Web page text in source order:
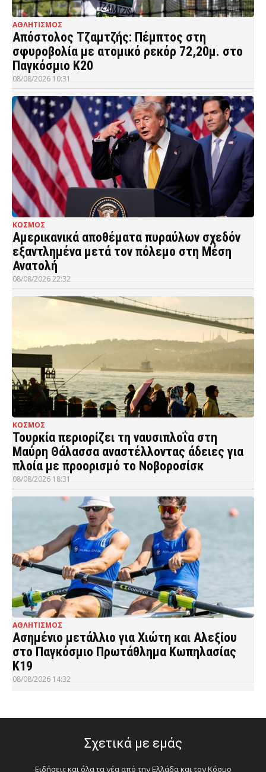
ΑΘΛΗΤΙΣΜΟΣ
Απόστολος Τζαμτζής: Πέμπτος στη
σφυροβολία με ατομικό ρεκόρ 72,20μ. στο
Παγκόσμιο Κ20
08/08/2026 10:31
ΚΟΣΜΟΣ
Αμερικανικά αποθέματα πυραύλων σχεδόν
εξαντλημένα μετά τον πόλεμο στη Μέση
Ανατολή
08/08/2026 22:32
ΚΟΣΜΟΣ
Τουρκία περιορίζει τη ναυσιπλοΐα στη
Μαύρη Θάλασσα αναστέλλοντας άδειες για
πλοία με προορισμό το Νοβοροσίσκ
08/08/2026 18:31
ΑΘΛΗΤΙΣΜΟΣ
Ασημένιο μετάλλιο για Χιώτη και Αλεξίου
στο Παγκόσμιο Πρωτάθλημα Κωπηλασίας
Κ19
08/08/2026 14:32
Σχετικά με εμάς
Ειδήσεις και όλα τα νέα από την Ελλάδα και τον Κόσμο